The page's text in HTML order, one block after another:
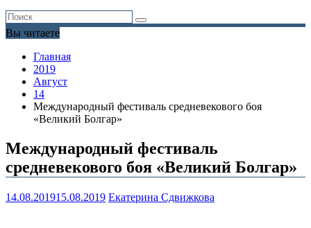
Вы читаете
Главная
2019
Август
14
Международный фестиваль средневекового боя
«Великий Болгар»
Международный фестиваль
средневекового боя «Великий Болгар»
14.08.201915.08.2019 Екатерина Сдвижкова